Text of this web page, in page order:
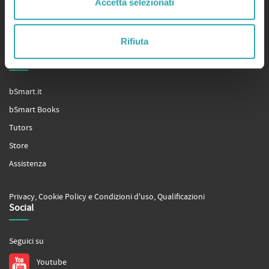
Rifiuta
Servizi
bSmart.it
bSmart Books
Tutors
Store
Assistenza
Privacy,Cookie PolicyeCondizioni d'uso,Qualificazioni
Social
Seguici su
Youtube